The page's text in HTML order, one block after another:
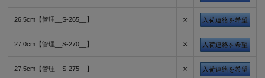
26.5cm【管理__S-265__】 × 入荷連絡を希望
27.0cm【管理__S-270__】 × 入荷連絡を希望
27.5cm【管理__S-275__】 × 入荷連絡を希望